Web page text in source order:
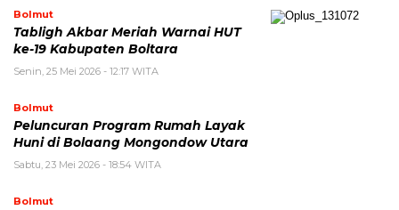
Bolmut
Tabligh Akbar Meriah Warnai HUT
ke-19 Kabupaten Boltara
Senin, 25 Mei 2026 - 12:17 WITA
Bolmut
Peluncuran Program Rumah Layak
Huni di Bolaang Mongondow Utara
Sabtu, 23 Mei 2026 - 18:54 WITA
Bolmut